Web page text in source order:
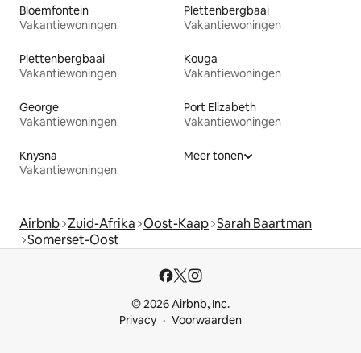
Bloemfontein
Vakantiewoningen
Plettenbergbaai
Vakantiewoningen
Plettenbergbaai
Vakantiewoningen
Kouga
Vakantiewoningen
George
Vakantiewoningen
Port Elizabeth
Vakantiewoningen
Knysna
Vakantiewoningen
Meer tonen
Airbnb Zuid-Afrika Oost-Kaap Sarah Baartman
Somerset-Oost
© 2026 Airbnb, Inc.
Privacy
Voorwaarden